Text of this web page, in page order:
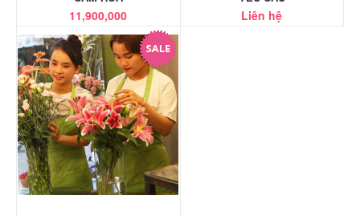
11,900,000 Liên hệ